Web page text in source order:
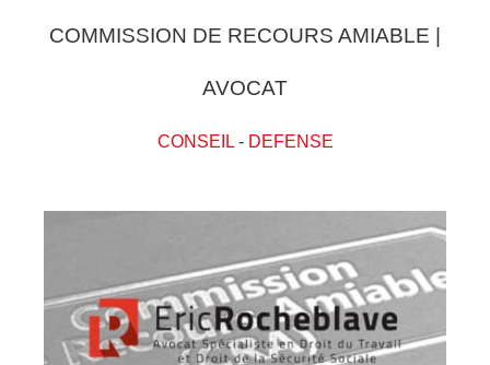
COMMISSION DE RECOURS AMIABLE |
AVOCAT
CONSEIL- DEFENSE